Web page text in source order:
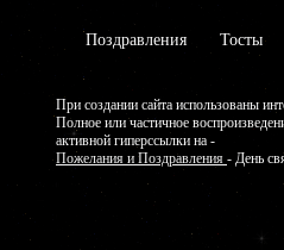
Поздравления Тосты
При создании сайта использованы
Полное или частичное
активной гиперссылки на -
Пожелания и Поздравления - День